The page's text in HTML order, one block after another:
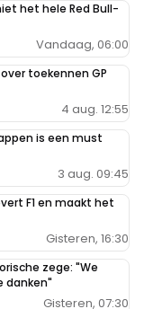
het hele Red Bull-
Vandaag, 06:00
toekennen GP
4 aug. 12:55
is een must
3 aug. 09:45
F1 en maakt het
Gisteren, 16:30
zege: "We
danken"
Gisteren, 07:30